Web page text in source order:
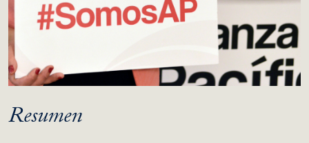
Resumen